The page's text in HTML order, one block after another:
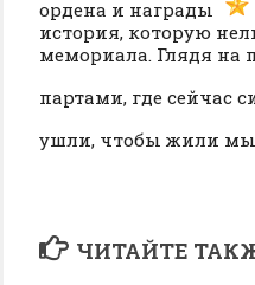
ордена и награды
история, которую
мемориала. Глядя на
партами, где сейчас
ушли, чтобы жили
ЧИТАЙТЕ